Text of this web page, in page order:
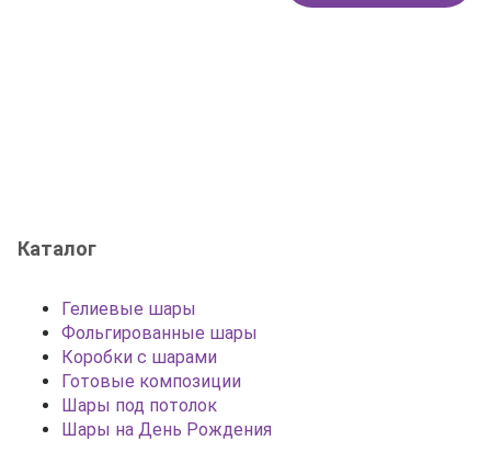
Каталог
Гелиевые шары
Фольгированные шары
Коробки с шарами
Готовые композиции
Шары под потолок
Шары на День Рождения